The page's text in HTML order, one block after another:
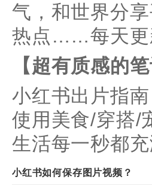
气，和世界分
热点……每天更
【超有质感的笔
小红书出片指
使用美食/穿搭/
生活每一秒都充
小红书如何保存图片视频？